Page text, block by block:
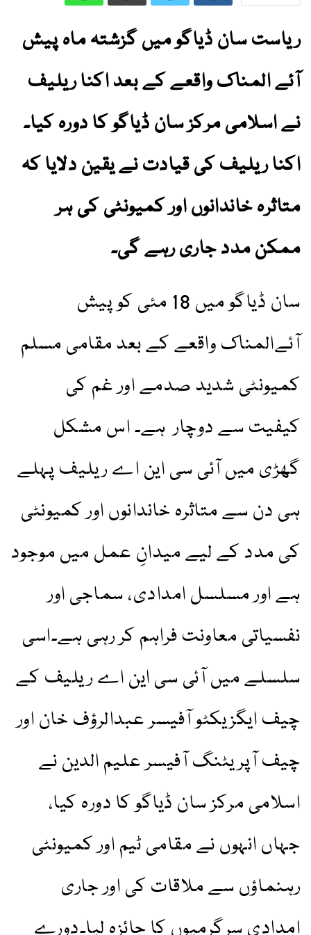
ریاست سان ڈیاگو میں گزشتہ ماہ پیش
آئے المناک واقعے کے بعد اکنا ریلیف
نے اسلامی مرکز سان ڈیاگو کا دورہ کیا۔
اکنا ریلیف کی قیادت نے یقین دلایا کہ
متاثرہ خاندانوں اور کمیونٹی کی ہر
ممکن مدد جاری رہے گی۔
سان ڈیاگو میں 18 مئی کو پیش
آئےالمناک واقعے کے بعد مقامی مسلم
کمیونٹی شدید صدمے اور غم کی
کیفیت سے دوچار ہے۔ اس مشکل
گھڑی میں آئی سی این اے ریلیف پہلے
ہی دن سے متاثرہ خاندانوں اور کمیونٹی
کی مدد کے لیے میدانِ عمل میں موجود
ہے اور مسلسل امدادی، سماجی اور
نفسیاتی معاونت فراہم کر رہی ہے۔اسی
سلسلے میں آئی سی این اے ریلیف کے
چیف ایگزیکٹو آفیسر عبدالرؤف خان اور
چیف آپریٹنگ آفیسر علیم الدین نے
اسلامی مرکز سان ڈیاگو کا دورہ کیا،
جہاں انہوں نے مقامی ٹیم اور کمیونٹی
رہنماؤں سے ملاقات کی اور جاری
امدادی سرگرمیوں کا جائزہ لیا۔دورے